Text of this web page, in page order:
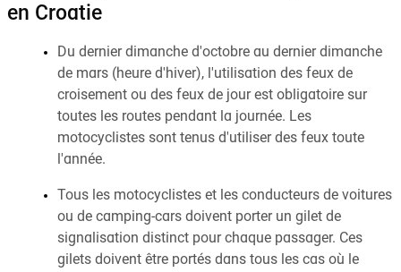
en Croatie
Du dernier dimanche d'octobre au dernier dimanche
de mars (heure d'hiver), l'utilisation des feux de
croisement ou des feux de jour est obligatoire sur
toutes les routes pendant la journée. Les
motocyclistes sont tenus d'utiliser des feux toute
l'année.
Tous les motocyclistes et les conducteurs de voitures
ou de camping-cars doivent porter un gilet de
signalisation distinct pour chaque passager. Ces
gilets doivent être portés dans tous les cas où le